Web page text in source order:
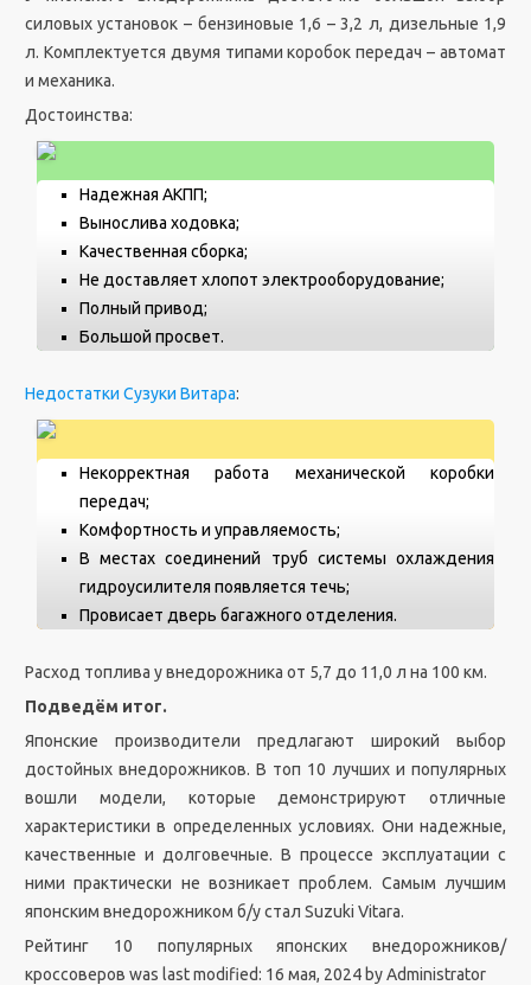
силовых установок – бензиновые 1,6 – 3,2 л, дизельные 1,9
л. Комплектуется двумя типами коробок передач – автомат
и механика.
Достоинства:
Надежная АКПП;
Вынослива ходовка;
Качественная сборка;
Не доставляет хлопот электрооборудование;
Полный привод;
Большой просвет.
Недостатки Сузуки Витара:
Некорректная работа механической коробки
передач;
Комфортность и управляемость;
В местах соединений труб системы охлаждения
гидроусилителя появляется течь;
Провисает дверь багажного отделения.
Расход топлива у внедорожника от 5,7 до 11,0 л на 100 км.
Подведём итог.
Японские производители предлагают широкий выбор
достойных внедорожников. В топ 10 лучших и популярных
вошли модели, которые демонстрируют отличные
характеристики в определенных условиях. Они надежные,
качественные и долговечные. В процессе эксплуатации с
ними практически не возникает проблем. Самым лучшим
японским внедорожником б/у стал Suzuki Vitara.
Рейтинг 10 популярных японских внедорожников/
кроссоверов was last modified: 16 мая, 2024byAdministrator